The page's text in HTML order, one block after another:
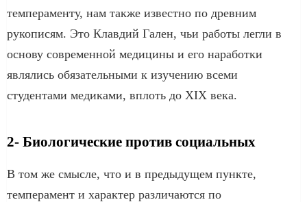
темпераменту, нам также известно по древним
рукописям. Это Клавдий Гален, чьи работы легли в
основу современной медицины и его наработки
являлись обязательными к изучению всеми
студентами медиками, вплоть до XIX века.
2- Биологические против социальных
В том же смысле, что и в предыдущем пункте,
темперамент и характер различаются по